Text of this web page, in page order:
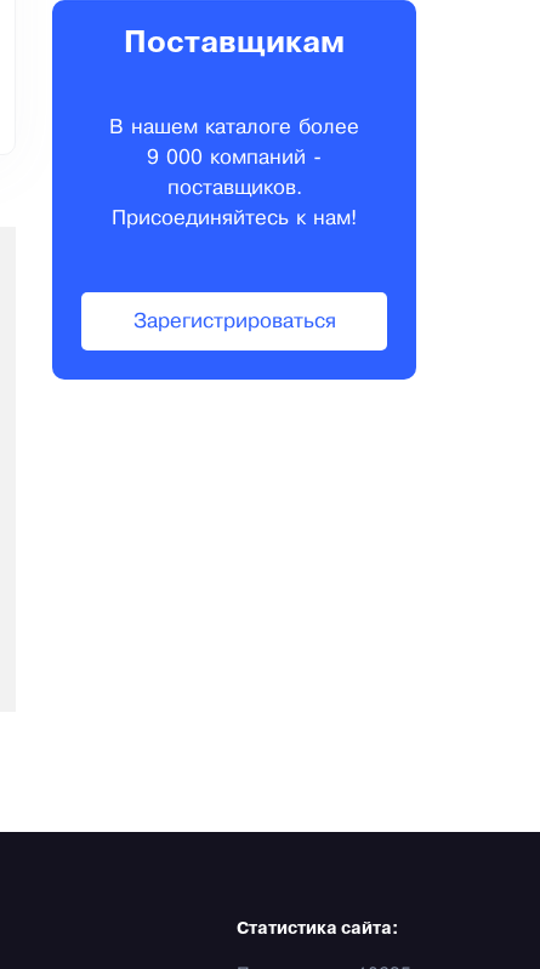
Поставщикам
В нашем каталоге более
9 000 компаний -
поставщиков.
Присоединяйтесь к нам!
Зарегистрироваться
Статистика сайта: